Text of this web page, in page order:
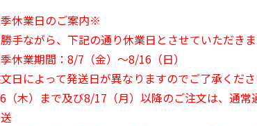
休業日のご案内※
手ながら、下記の通り休業日とさせていただきま
季休業期間：8/7（金）～8/16（日）
日によって発送日が異なりますのでご了承くださ
（木）まで及び8/17（月）以降のご注文は、通常